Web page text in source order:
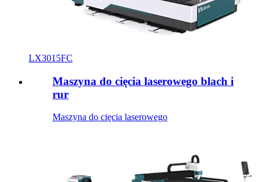
LX3015FC
Maszyna do cięcia laserowego blach i
rur
Maszyna do cięcia laserowego